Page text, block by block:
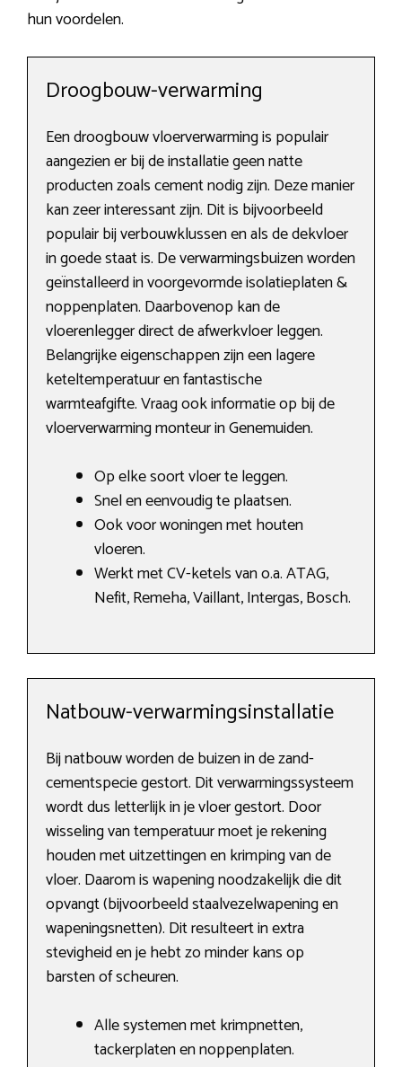
hun voordelen.
Droogbouw-verwarming
Een droogbouw vloerverwarming is populair
aangezien er bij de installatie geen natte
producten zoals cement nodig zijn. Deze manier
kan zeer interessant zijn. Dit is bijvoorbeeld
populair bij verbouwklussen en als de dekvloer
in goede staat is. De verwarmingsbuizen worden
geïnstalleerd in voorgevormde isolatieplaten &
noppenplaten. Daarbovenop kan de
vloerenlegger direct de afwerkvloer leggen.
Belangrijke eigenschappen zijn een lagere
keteltemperatuur en fantastische
warmteafgifte. Vraag ook informatie op bij de
vloerverwarming monteur in Genemuiden.
Op elke soort vloer te leggen.
Snel en eenvoudig te plaatsen.
Ook voor woningen met houten
vloeren.
Werkt met CV-ketels van o.a. ATAG,
Nefit, Remeha, Vaillant, Intergas, Bosch.
Natbouw-verwarmingsinstallatie
Bij natbouw worden de buizen in de zand-
cementspecie gestort. Dit verwarmingssysteem
wordt dus letterlijk in je vloer gestort. Door
wisseling van temperatuur moet je rekening
houden met uitzettingen en krimping van de
vloer. Daarom is wapening noodzakelijk die dit
opvangt (bijvoorbeeld staalvezelwapening en
wapeningsnetten). Dit resulteert in extra
stevigheid en je hebt zo minder kans op
barsten of scheuren.
Alle systemen met krimpnetten,
tackerplaten en noppenplaten.